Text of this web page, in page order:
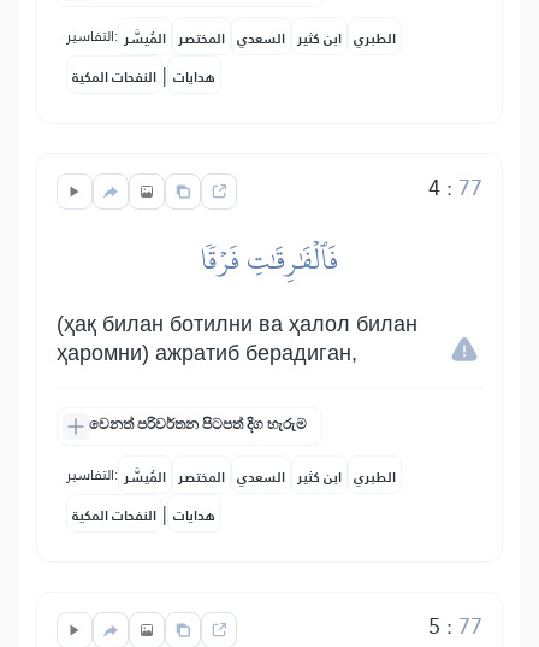
التفاسير: المُيسَّر المختصر السعدي ابن كثير الطبري
النفحات المكية | هدايات
4: 77
فَٱلۡفَٰرِقَٰتِ فَرۡقٗا
(ҳақ билан ботилни ва ҳалол билан
ҳаромни) ажратиб берадиган,
වෙනත් පරිවර්තන පිටපත් දිග හැරුම
التفاسير: المُيسَّر المختصر السعدي ابن كثير الطبري
النفحات المكية | هدايات
5 : 77